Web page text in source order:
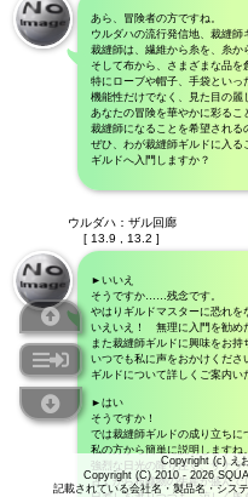
Copyright (c) え
Copyright (C) 2010 - 2026
記載されている会社名・製品名・シス
あら、冒険者の方ですね。
ウルダハの流行発信地、裁縫師
裁縫師は、繊維から糸を、糸か
そして布から、さまざまな品を
特にローブや帽子、手袋といっ
機能性だけでなく、見た目の麗
あなたの冒険を華やかに彩るこ
裁縫師になることを希望される
ぜひ、わが裁縫師ギルドに入る
ギルドへ入門しますか？
ウルダハ：ザル回廊
[ 13.9 , 13.2 ]
►いいえ
そうですか……残念です。
やはりギルドマスターに恐れ
いえいえ！ 無理に入門を勧め
また裁縫師ギルドに興味をお持
いつでも私に声をおかけくださ
ギルドについて詳しくご案内い
►はい
そうですか！
では裁縫師ギルドの成り立ちに
私の方から簡単に説明しますね。
強烈な日光の降り注ぐ、ザナラ
古くから布織物の生産が盛んで